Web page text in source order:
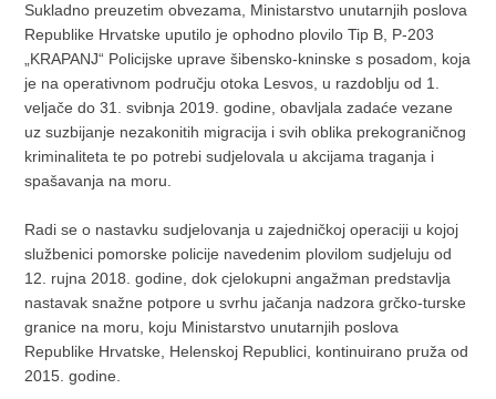
Sukladno preuzetim obvezama, Ministarstvo unutarnjih poslova
Republike Hrvatske uputilo je ophodno plovilo Tip B, P-203
„KRAPANJ“ Policijske uprave šibensko-kninske s posadom, koja
je na operativnom području otoka Lesvos, u razdoblju od 1.
veljače do 31. svibnja 2019. godine, obavljala zadaće vezane
uz suzbijanje nezakonitih migracija i svih oblika prekograničnog
kriminaliteta te po potrebi sudjelovala u akcijama traganja i
spašavanja na moru.
Radi se o nastavku sudjelovanja u zajedničkoj operaciji u kojoj
službenici pomorske policije navedenim plovilom sudjeluju od
12. rujna 2018. godine, dok cjelokupni angažman predstavlja
nastavak snažne potpore u svrhu jačanja nadzora grčko-turske
granice na moru, koju Ministarstvo unutarnjih poslova
Republike Hrvatske, Helenskoj Republici, kontinuirano pruža od
2015. godine.